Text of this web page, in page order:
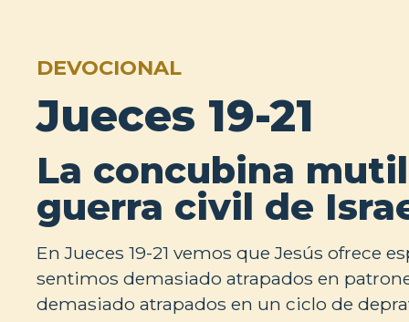
DEVOCIONAL
Jueces 19-21
La concubina
guerra civil de
En Jueces 19-21 vemos que Jesús ofrece
sentimos demasiado atrapados en
demasiado atrapados en un ciclo de